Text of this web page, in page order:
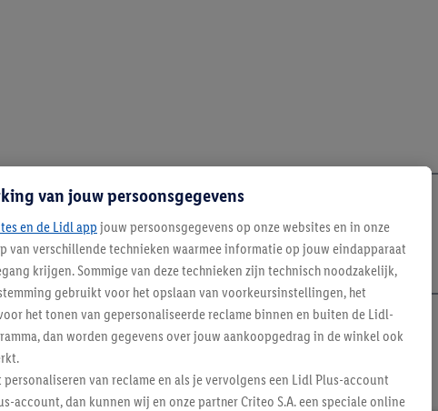
van jouw persoonsgegevens
en de Lidl app jouw persoonsgegevens op onze websites en in onze
van verschillende technieken waarmee informatie op jouw eindapparaat
krijgen. Sommige van deze technieken zijn technisch noodzakelijk,
gebruikt voor het opslaan van voorkeursinstellingen, het
het tonen van gepersonaliseerde reclame binnen en buiten de Lidl-
dan worden gegevens over jouw aankoopgedrag in de winkel ook
van reclame en als je vervolgens een Lidl Plus-account
account, dan kunnen wij en onze partner Criteo S.A. een speciale online